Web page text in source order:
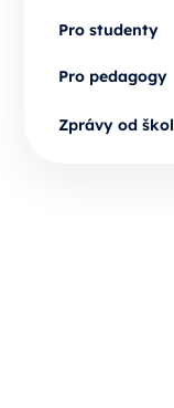
Pro studenty
Pro pedagogy
Zprávy od škol